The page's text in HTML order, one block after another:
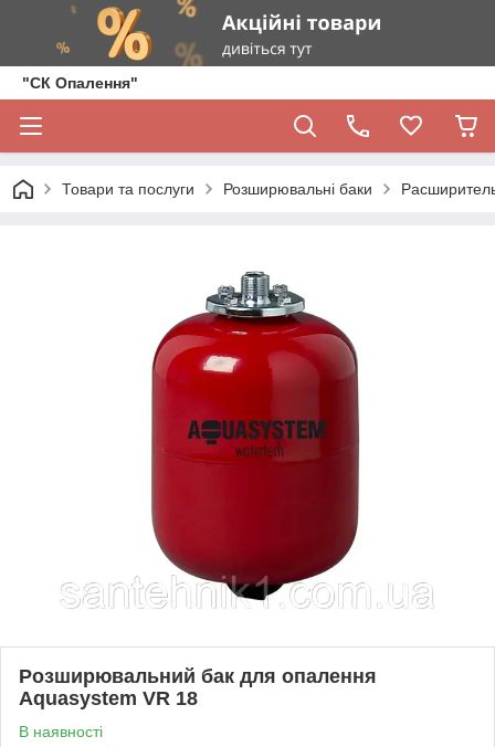
"СК Опалення"
Товари та послуги Розширювальні баки
Розширювальний бак для опалення
Aquasystem VR 18
В наявності